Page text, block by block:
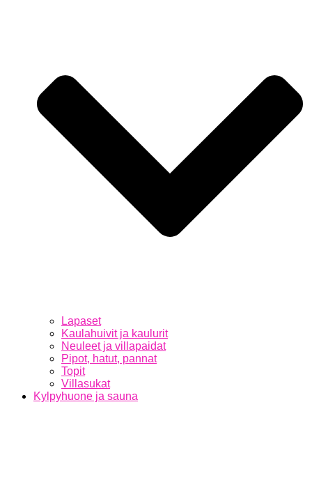
Lapaset
Kaulahuivit ja kaulurit
Neuleet ja villapaidat
Pipot, hatut, pannat
Topit
Villasukat
Kylpyhuone ja sauna